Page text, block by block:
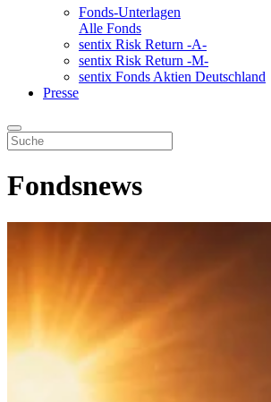
Fonds-Unterlagen
Alle Fonds
sentix Risk Return -A-
sentix Risk Return -M-
sentix Fonds Aktien Deutschland
Presse
Fondsnews